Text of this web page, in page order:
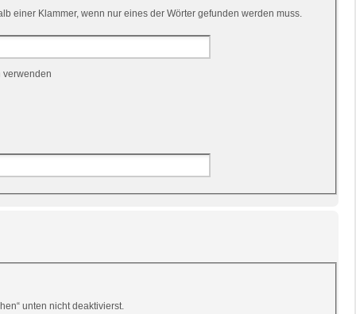
einer Klammer, wenn nur eines der Wörter gefunden werden muss.
verwenden
unten nicht deaktivierst.